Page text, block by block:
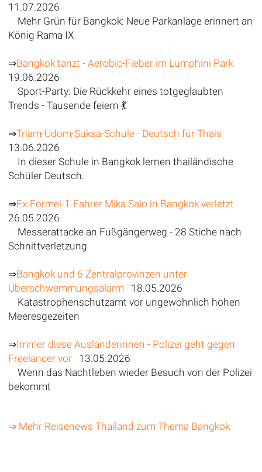
11.07.2026
Mehr Grün für Bangkok: Neue Parkanlage erinnert an
König Rama IX
⇒Bangkok tanzt - Aerobic-Fieber im Lumphini Park
19.06.2026
Sport-Party: Die Rückkehr eines totgeglaubten
Trends - Tausende feiern 💃
⇒Triam-Udom-Suksa-Schule - Deutsch für Thais
13.06.2026
In dieser Schule in Bangkok lernen thailändische
Schüler Deutsch.
⇒Ex-Formel-1-Fahrer Mika Salo in Bangkok verletzt
26.05.2026
Messerattacke an Fußgängerweg - 28 Stiche nach
Schnittverletzung
⇒Bangkok und 6 Zentralprovinzen unter
Überschwemmungsalarm18.05.2026
Katastrophenschutzamt vor ungewöhnlich hohen
Meeresgezeiten
⇒Immer diese Ausländerinnen - Polizei geht gegen
Freelancer vor13.05.2026
Wenn das Nachtleben wieder Besuch von der Polizei
bekommt
⇒ Mehr Reisenews Thailand zum Thema Bangkok